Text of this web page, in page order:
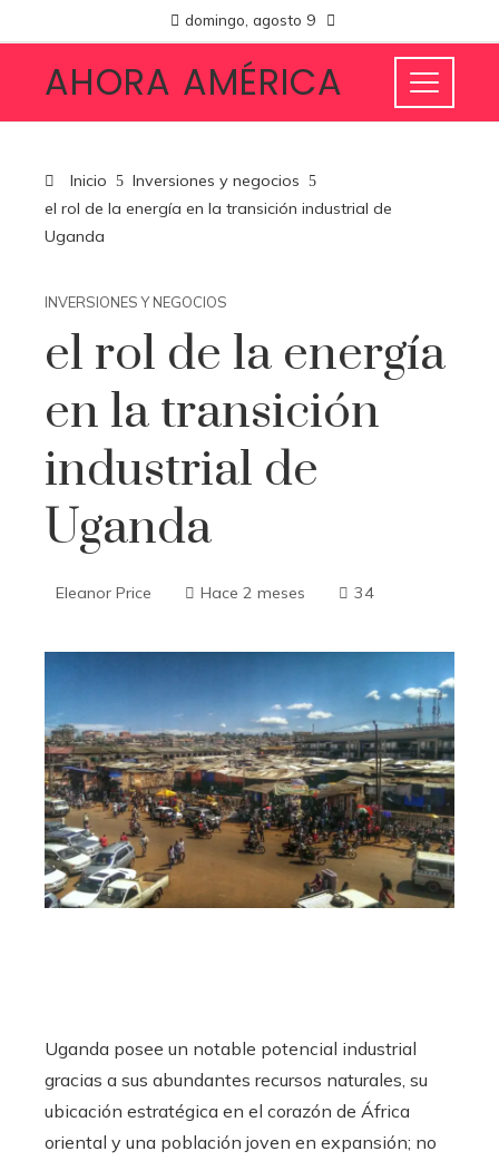
domingo, agosto 9
AHORA AMÉRICA
Inicio
Inversiones y negocios
el rol de la energía en la transición industrial de
Uganda
INVERSIONES Y NEGOCIOS
el rol de la energía
en la transición
industrial de
Uganda
Eleanor Price Hace 2 meses 34
Uganda posee un notable potencial industrial
gracias a sus abundantes recursos naturales, su
ubicación estratégica en el corazón de África
oriental y una población joven en expansión; no